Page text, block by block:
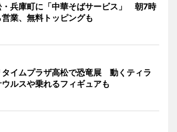
・兵庫町に「中華そばサービス」 朝7時
業、無料トッピングも
タイムプラザ高松で恐竜展 動くティラ
ウルスや乗れるフィギュアも